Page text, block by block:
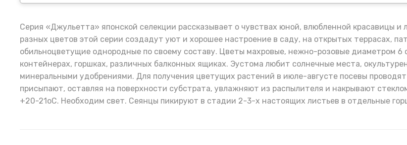
Серия «Джульетта» японской селекции рассказывает о чувствах юной, влюбленной красавицы
разных цветов этой серии создадут уют и хорошее настроение в саду, на открытых террасах,
обильноцветущие однородные по своему составу. Цветы махровые, нежно-розовые диаметром
контейнерах, горшках, различных балконных ящиках. Эустома любит солнечные места,
минеральными удобрениями. Для получения цветущих растений в июле-августе посевы
присыпают, оставляя на поверхности субстрата, увлажняют из распылителя и накрывают
+20-21оС. Необходим свет. Сеянцы пикируют в стадии 2-3-х настоящих листьев в отдельные